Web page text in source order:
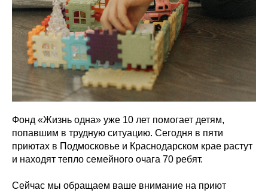
Фонд «Жизнь одна» уже 10 лет помогает детям,
попавшим в трудную ситуацию. Сегодня в пяти
приютах в Подмосковье и Краснодарском крае растут
и находят тепло семейного очага 70 ребят.
Сейчас мы обращаем ваше внимание на приют